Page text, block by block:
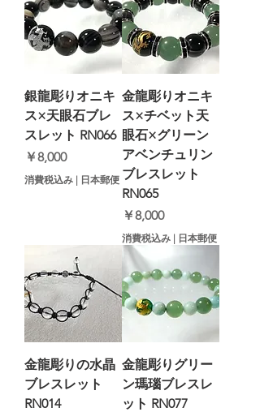
銀龍彫りオニキ
ス×天眼石ブレ
スレット RN066
価格
￥8,000
消費税込み | 日本郵便
金龍彫りオニキ
ス×チベット天
眼石×グリーン
アベンチュリン
ブレスレット
RN065
価格
￥8,000
消費税込み | 日本郵便
金龍彫りの水晶
ブレスレット
RN014
金龍彫りグリー
ン瑪瑙ブレスレ
ット RN077